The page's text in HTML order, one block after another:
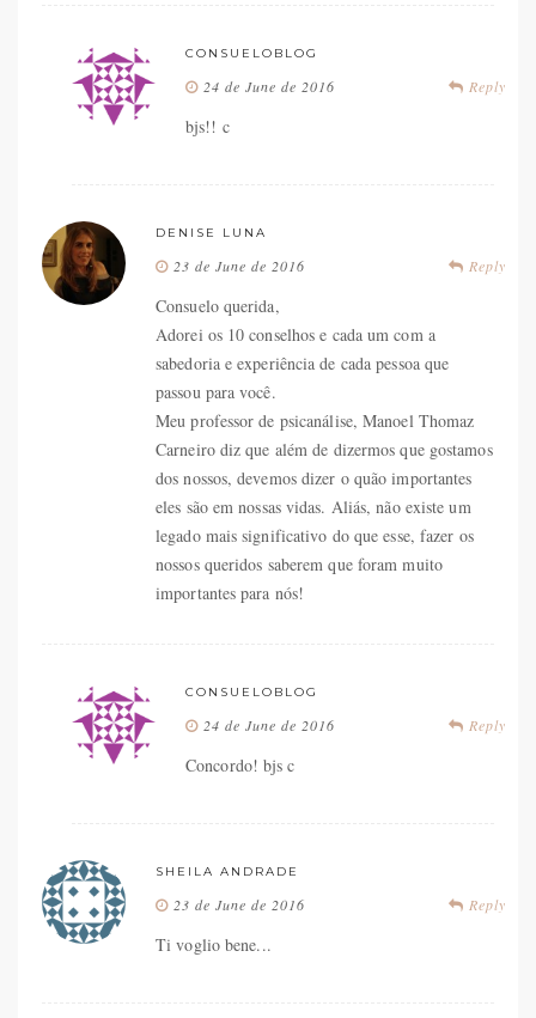
CONSUELOBLOG
Reply
24 de June de 2016
bjs!! c
DENISE LUNA
Reply
23 de June de 2016
Consuelo querida,
Adorei os 10 conselhos e cada um com a
sabedoria e experiência de cada pessoa que
passou para você.
Meu professor de psicanálise, Manoel Thomaz
Carneiro diz que além de dizermos que gostamos
dos nossos, devemos dizer o quão importantes
eles são em nossas vidas. Aliás, não existe um
legado mais significativo do que esse, fazer os
nossos queridos saberem que foram muito
importantes para nós!
CONSUELOBLOG
Reply
24 de June de 2016
Concordo! bjs c
SHEILA ANDRADE
Reply
23 de June de 2016
Ti voglio bene...